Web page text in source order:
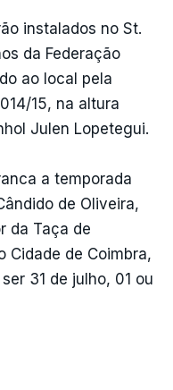
instalados no St.
da Federação
ao local pela
15, na altura
Julen Lopetegui.
a temporada
de Oliveira,
da Taça de
Cidade de Coimbra,
31 de julho, 01 ou